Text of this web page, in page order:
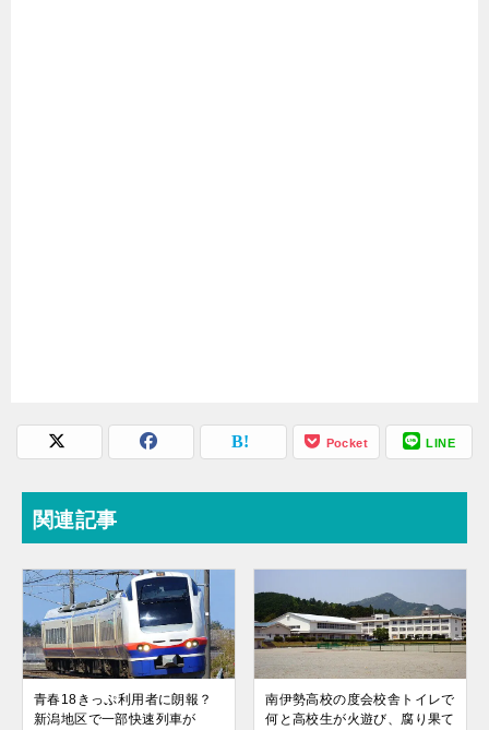
Pocket LINE
関連記事
青春18きっぷ利用者に朗報？
新潟地区で一部快速列車が
南伊勢高校の度会校舎トイレで
何と高校生が火遊び、腐り果て